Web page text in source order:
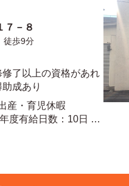
７－８
徒歩9分
了以上の資格があれ
成あり
産・育児休暇